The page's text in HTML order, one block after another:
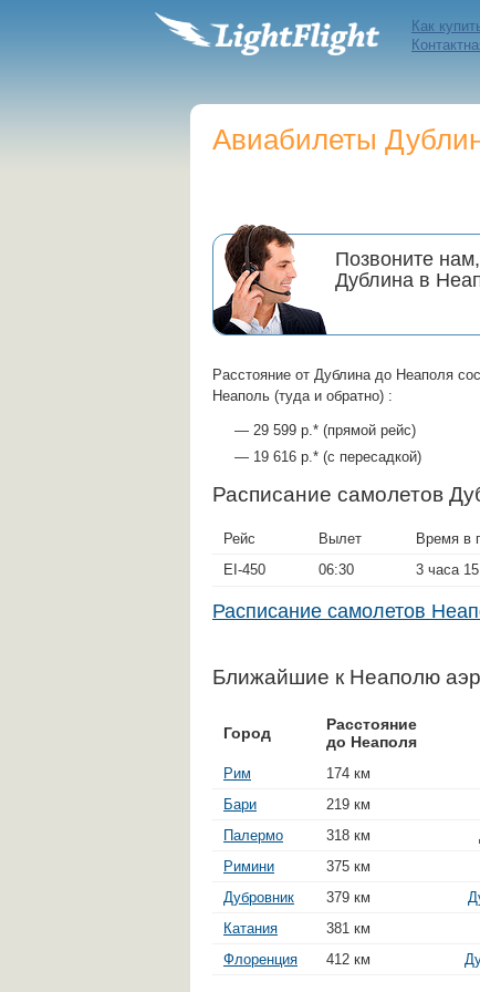
Как
Авиабилеты
Позвоните
Дублина в
Расстояние от Дублина до Неаполя
Неаполь (туда и обратно) :
— 29 599 р.* (прямой рейс)
— 19 616 р.* (с пересадкой)
Расписание самолетов
Рейс Вылет Время в
EI-450
06:30 3 часа
Расписание самолетов
Ближайшие к Неаполю
Город
Расстояние
до Неаполя
Рим 174 км
Бари
219 км
Палермо
318 км
Римини
375 км
Дубровник
379 км
Катания
381 км
Флоренция
412 км